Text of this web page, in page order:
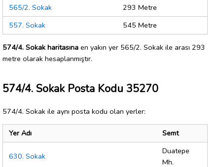
565/2. Sokak
293 Metre
557. Sokak
545 Metre
574/4. Sokak haritasına en yakın yer 565/2. Sokak ile arası 293
metre olarak hesaplanmıştır.
574/4. Sokak Posta Kodu 35270
574/4. Sokak ile aynı posta kodu olan yerler:
Yer Adı Semt
630. Sokak
Duatepe
Mh.